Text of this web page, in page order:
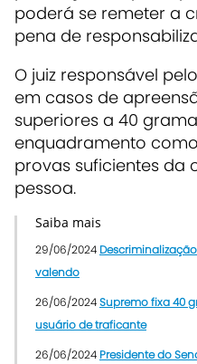
poderá se remeter a
pena de
O juiz responsável
em casos de
superiores a 40
enquadramento
provas suficientes da
pessoa.
Saiba mais
29/06/2024
valendo
26/06/2024Supremo fixa 40
usuário de traficante
26/06/2024 Presidente do